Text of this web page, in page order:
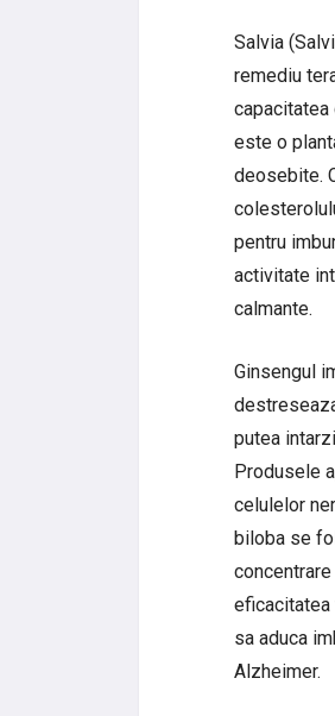
Salvia
remediu
este o
deosebite.
pentru
activitate
calmante.
Ginsengul
putea
Produsele
celulelor
biloba se
eficacitatea
sa aduca
Alzheimer.